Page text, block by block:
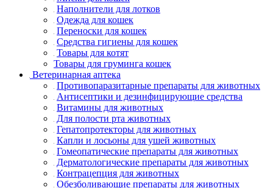
Наполнители для лотков
Одежда для кошек
Переноски для кошек
Средства гигиены для кошек
Товары для котят
Товары для груминга кошек
Ветеринарная аптека
Противопаразитарные препараты для животных
Антисептики и дезинфицирующие средства
Витамины для животных
Для полости рта животных
Гепатопротекторы для животных
Капли и лосьоны для ушей животных
Гомеопатические препараты для животных
Дерматологические препараты для животных
Контрацепция для животных
Обезболивающие препараты для животных